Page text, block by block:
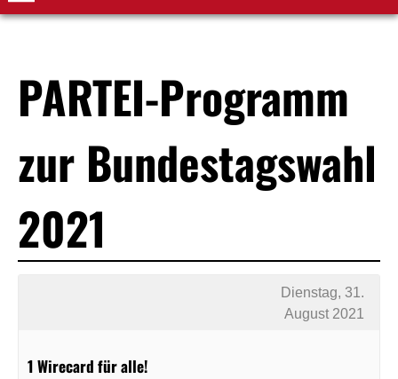
PARTEI-Programm
zur Bundestagswahl
2021
Dienstag, 31.
August 2021
1 Wirecard für alle!